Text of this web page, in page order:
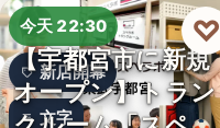
今天 22:30
新店開幕
文字
【宇都宮市に新規
オープン】トラン
♡